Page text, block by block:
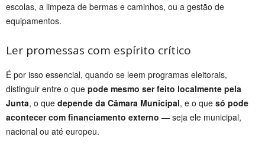
escolas, a limpeza de bermas e caminhos, ou a gestão de
equipamentos.
Ler promessas com espírito crítico
É por isso essencial, quando se leem programas eleitorais,
distinguir entre o que pode mesmo ser feito localmente pela
Junta, o que depende da Câmara Municipal, e o que só pode
acontecer com financiamento externo — seja ele municipal,
nacional ou até europeu.